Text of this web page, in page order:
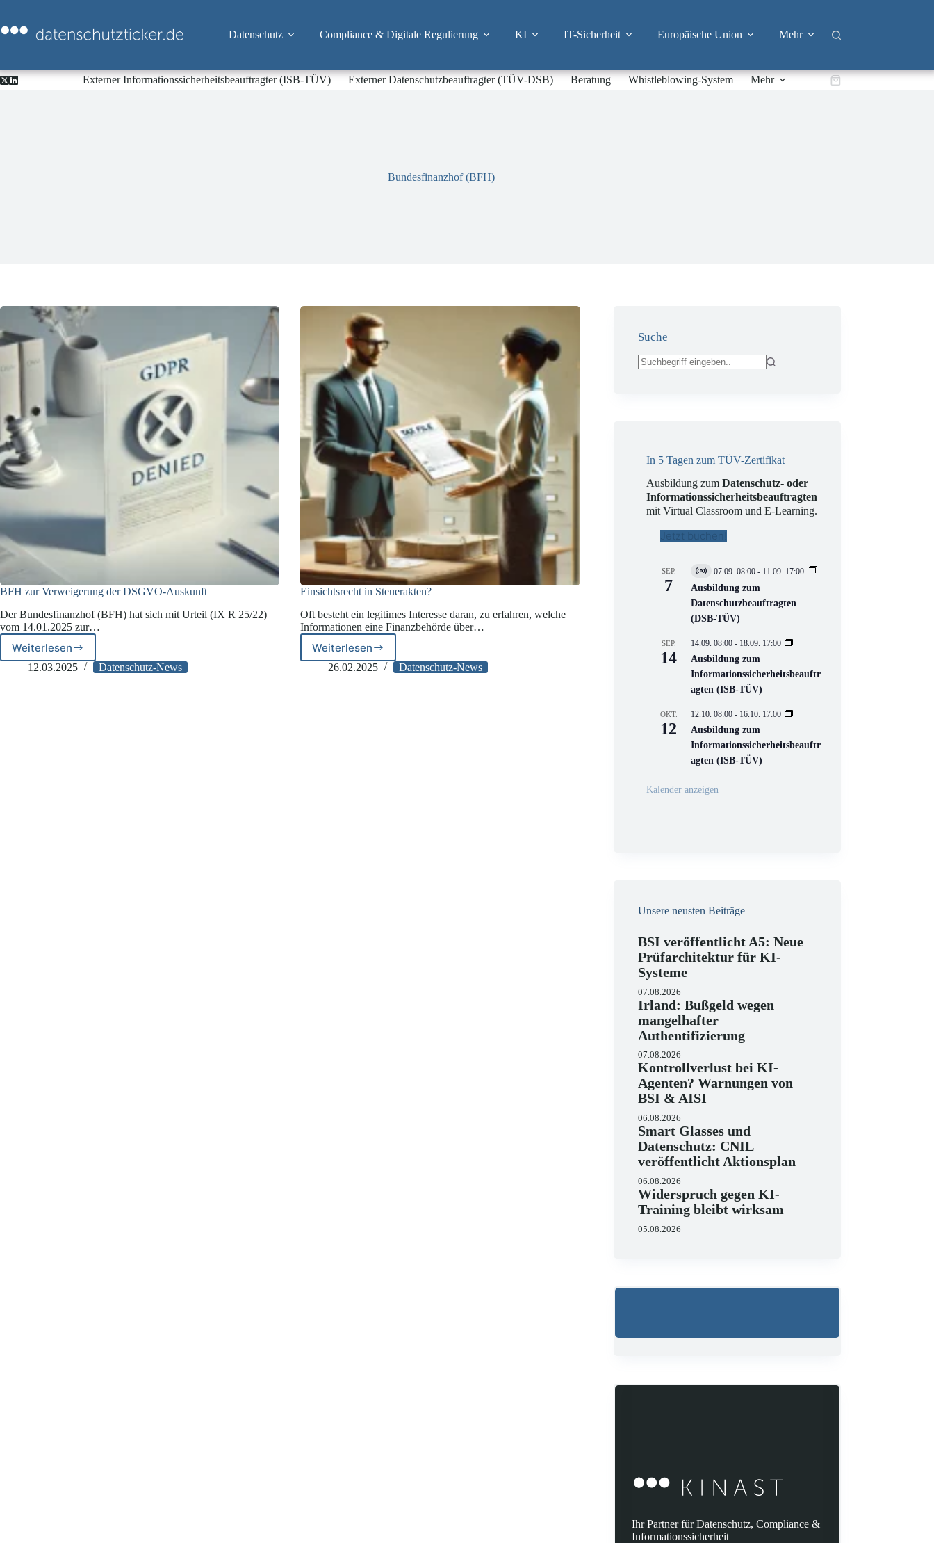
springen
Datenschutz Compliance & Digitale Regulierung KI IT-Sicherheit Europäische Union Mehr
Externer Informationssicherheitsbeauftragter (ISB-TÜV) Externer Datenschutzbeauftragter (TÜV-DSB) Beratung Whistleblowing-System Mehr Warenkorb
Bundesfinanzhof (BFH)
BFH zur Verweigerung der DSGVO-Auskunft
Der Bundesfinanzhof (BFH) hat sich mit Urteil (IX R 25/22)
vom 14.01.2025 zur…
Weiterlesen
BFH
zur
12.03.2025 Datenschutz-News
Einsichtsrecht in Steuerakten?
Oft besteht ein legitimes Interesse daran, zu erfahren, welche
Informationen eine Finanzbehörde über…
WeiterlesenEinsichtsrecht
in
26.02.2025 Datenschutz-News
Suche
In 5 Tagen zum TÜV-Zertifikat
Ausbildung zumDatenschutz- oder
Informationssicherheitsbeauftragten
mit Virtual Classroom und E-Learning.
Jetzt buchen!
SEP.
7
V
i
t
u
l
V
e
r
n
s
t
a
t
n
07.09. 08:00 - 11.09. 17:00
Ausbildung zum
Datenschutzbeauftragten
(DSB-TÜV)
SEP.
14
14.09. 08:00 - 18.09. 17:00
Ausbildung zum
Informationssicherheitsbeauftr
agten (ISB-TÜV)
OKT.
12
12.10. 08:00 - 16.10. 17:00
Ausbildung zum
Informationssicherheitsbeauftr
agten (ISB-TÜV)
Kalender anzeigen
Unsere neusten Beiträge
BSI veröffentlicht A5: Neue
Prüfarchitektur für KI-
Systeme
07.08.2026
Irland: Bußgeld wegen
mangelhafter
Authentifizierung
07.08.2026
Kontrollverlust bei KI-
Agenten? Warnungen von
BSI & AISI
06.08.2026
Smart Glasses und
Datenschutz: CNIL
veröffentlicht Aktionsplan
06.08.2026
Widerspruch gegen KI-
Training bleibt wirksam
05.08.2026
Ihr Partner für Datenschutz, Compliance &
Informationssicherheit